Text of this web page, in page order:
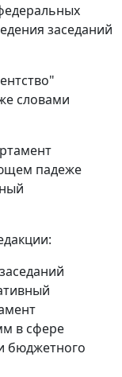
заседаний
словами
падеже
в сфере
бюджетного